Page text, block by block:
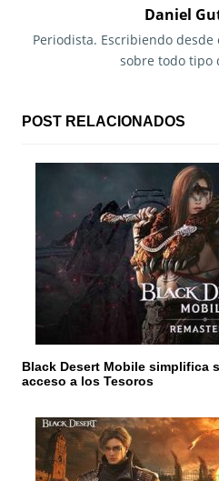
n
n
a
d
a
s
Daniel
Periodista. Escribiendo
sobre todo tipo
POST RELACIONADOS
Black Desert Mobile simplifica
acceso a los Tesoros